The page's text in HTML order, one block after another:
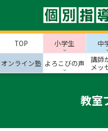
TOP 小学生 中
オンライン塾 よろこびの声
講師
メッ
教室